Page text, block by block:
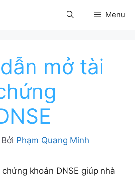
Menu
mở tài
Bởi Phạm Quang Minh
khoán DNSE giúp nhà